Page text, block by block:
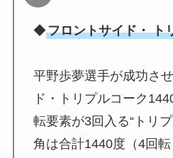
◆フロントサイド・ ト
平野歩夢選手が成功さ
ド・トリプルコーク
転要素が3回入る“トリ
角は合計1440度（4回